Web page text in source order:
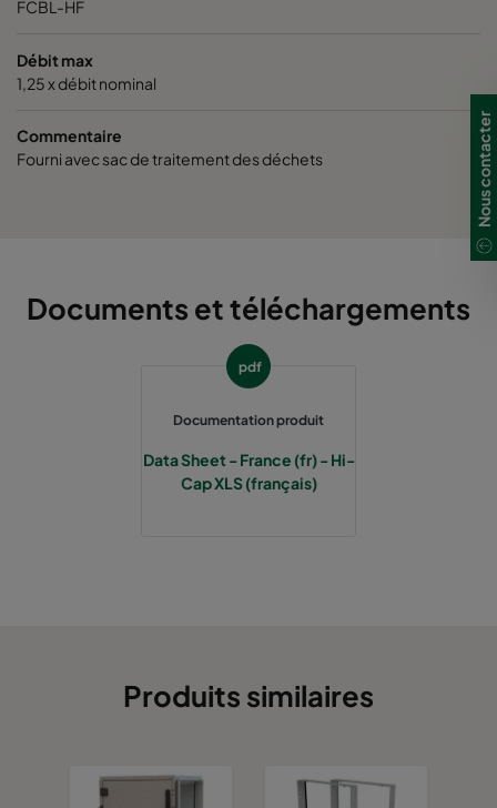
FCBL-HF
Débit max
1,25 x débit nominal
Commentaire
Fourni avec sac de traitement des déchets
Documents et téléchargements
pdf
Documentation produit
Data Sheet - France (fr) - Hi-
Cap XLS (français)
Produits similaires
Nous contacter